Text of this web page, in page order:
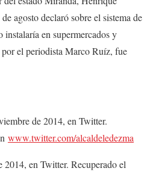
agosto declaró sobre el sistema de
en supermercados y
el periodista Marco Ruíz, fue
de 2014, en Twitter.
www.twitter.com/alcaldeledezma
en Twitter. Recuperado el